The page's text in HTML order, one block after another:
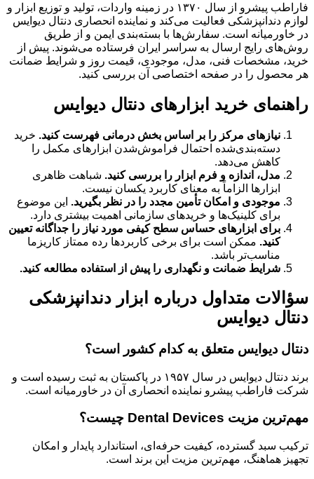
فاراطب پیشرو از سال ۱۳۷۰ در زمینه واردات، تولید و توزیع ابزار و
لوازم دندانپزشکی فعالیت می‌کند و نماینده انحصاری دنتال دیوایس
در خاورمیانه است. سفارش‌ها با بسته‌بندی ایمن و از طریق
روش‌های رایج ارسال به سراسر ایران فرستاده می‌شوند. پیش از
خرید، مشخصات فنی، مدل، موجودی، قیمت روز و شرایط ضمانت
هر محصول را در صفحه اختصاصی آن بررسی کنید.
راهنمای خرید ابزارهای دنتال دیوایس
نیازهای مرکز را بر اساس بخش درمانی فهرست کنید. خرید
دسته‌بندی‌شده احتمال فراموش‌شدن ابزارهای مکمل را
کاهش می‌دهد.
مدل، اندازه و فرم ابزار را بررسی کنید. شباهت ظاهری
ابزارها الزاماً به معنای کاربرد یکسان نیست.
موجودی و امکان تأمین مجدد را در نظر بگیرید. این موضوع
برای کلینیک‌ها و خریدهای سازمانی اهمیت بیشتری دارد.
برای ابزارهای حساس سطح کیفی مورد نیاز را جداگانه تعیین
کنید. ممکن است برای برخی کاربردها رده ممتاز کاریزما
مناسب‌تر باشد.
شرایط ضمانت و نگهداری را پیش از استفاده مطالعه کنید.
سؤالات متداول درباره ابزار دندانپزشکی
دنتال دیوایس
دنتال دیوایس متعلق به کدام کشور است؟
برند دنتال دیوایس در سال ۱۹۵۷ در پاکستان به ثبت رسیده است و
شرکت فاراطب پیشرو نماینده انحصاری آن در خاورمیانه است.
مهم‌ترین مزیت Dental Devices چیست؟
ترکیب سبد گسترده، کیفیت حرفه‌ای، استاندارد پایدار و امکان
تجهیز هماهنگ، مهم‌ترین مزیت این برند است.